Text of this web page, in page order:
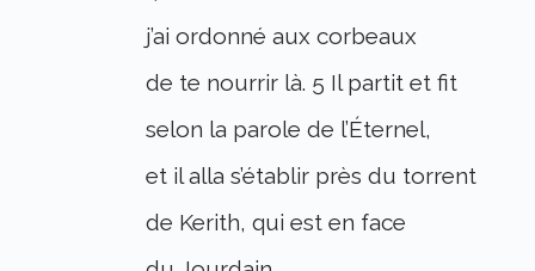
j’ai ordonné aux corbeaux
de te nourrir là. 5 Il partit et fit
selon la parole de l’Éternel,
et il alla s’établir près du torrent
de Kerith, qui est en face